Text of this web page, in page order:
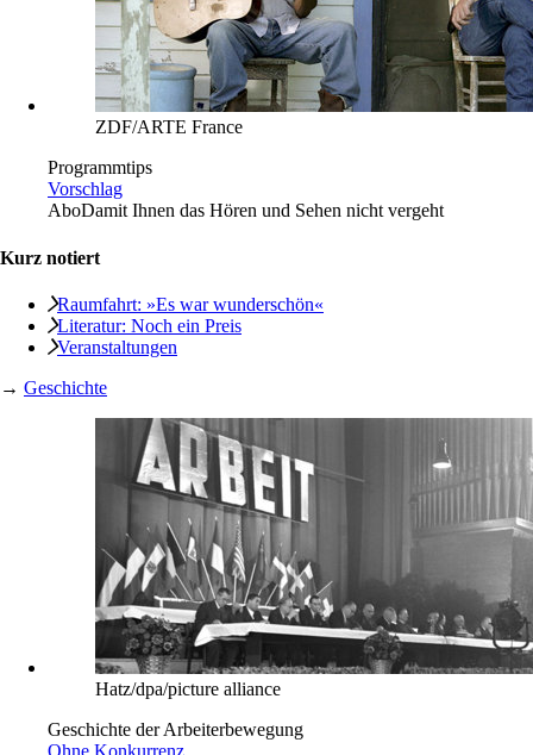
ZDF/ARTE France
Programmtips
Vorschlag
AboDamit Ihnen das Hören und Sehen nicht vergeht
Kurz notiert
Raumfahrt: »Es war wunderschön«
Literatur: Noch ein Preis
Veranstaltungen
→ Geschichte
Hatz/dpa/picture alliance
Geschichte der Arbeiterbewegung
Ohne Konkurrenz